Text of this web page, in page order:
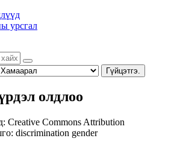
урсгал
Гүйцэтгэ.
олдлоо
Creative Commons Attribution
discrimination gender